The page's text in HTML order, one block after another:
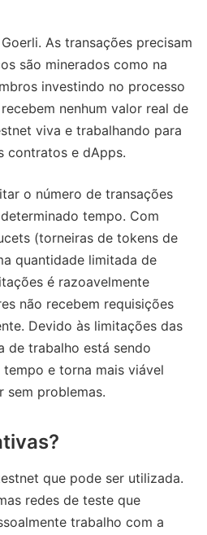
As transações precisam
são minerados como na
investindo no processo
nenhum valor real de
viva e trabalhando para
contratos e dApps.
o número de transações
tempo. Com
(torneiras de tokens de
quantidade limitada de
é razoavelmente
não recebem requisições
Devido às limitações das
de trabalho está sendo
e torna mais viável
sem problemas.
que pode ser utilizada.
redes de teste que
trabalho com a